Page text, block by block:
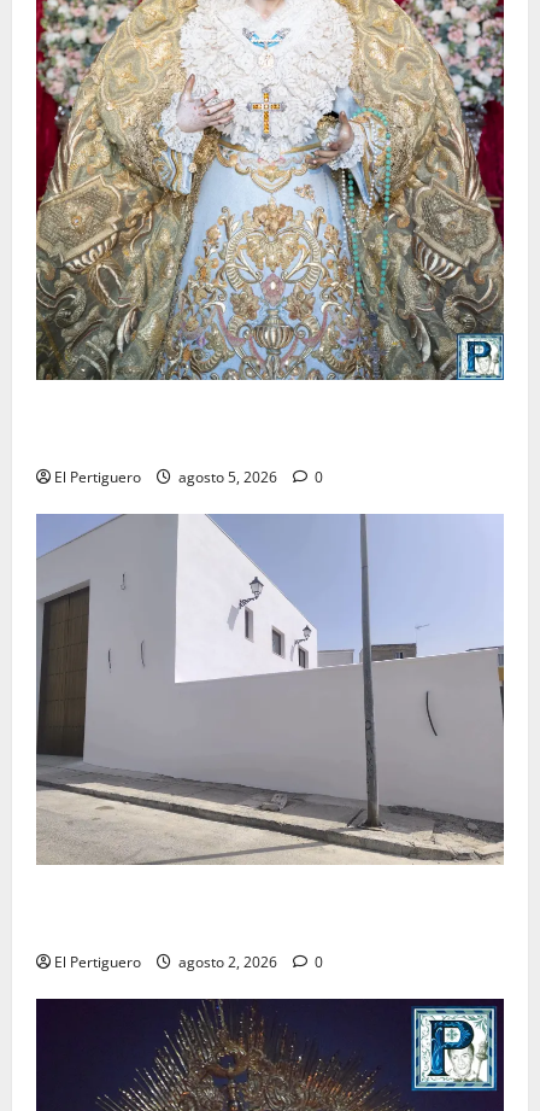
El Pertiguero agosto 5, 2026 0
El Pertiguero agosto 2, 2026 0